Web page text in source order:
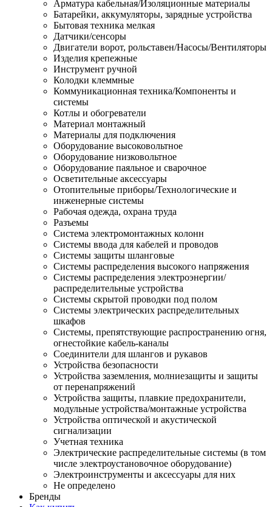
Арматура кабельная/Изоляционные материалы
Батарейки, аккумуляторы, зарядные устройства
Бытовая техника мелкая
Датчики/сенсоры
Двигатели ворот, рольставен/Насосы/Вентиляторы
Изделия крепежные
Инструмент ручной
Колодки клеммные
Коммуникационная техника/Компоненты и
системы
Котлы и обогреватели
Материал монтажный
Материалы для подключения
Оборудование высоковольтное
Оборудование низковольтное
Оборудование паяльное и сварочное
Осветительные аксессуары
Отопительные приборы/Технологические и
инженерные системы
Рабочая одежда, охрана труда
Разъемы
Система электромонтажных колонн
Системы ввода для кабелей и проводов
Системы защиты шланговые
Системы распределения высокого напряжения
Системы распределения электроэнергии/
распределительные устройства
Системы скрытой проводки под полом
Системы электрических распределительных
шкафов
Системы, препятствующие распространению огня,
огнестойкие кабель-каналы
Соединители для шлангов и рукавов
Устройства безопасности
Устройства заземления, молниезащиты и защиты
от перенапряжений
Устройства защиты, плавкие предохранители,
модульные устройства/монтажные устройства
Устройства оптической и акустической
сигнализации
Учетная техника
Электрические распределительные системы (в том
числе электроустановочное оборудование)
Электроинструменты и аксессуары для них
Не определено
Бренды